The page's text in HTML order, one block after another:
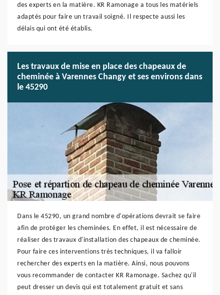
des experts en la matière. KR Ramonage a tous les matériels
adaptés pour faire un travail soigné. Il respecte aussi les
délais qui ont été établis.
Les travaux de mise en place des chapeaux de
cheminée à Varennes Changy et ses environs dans
le 45290
Dans le 45290, un grand nombre d'opérations devrait se faire
afin de protéger les cheminées. En effet, il est nécessaire de
réaliser des travaux d'installation des chapeaux de cheminée.
Pour faire ces interventions très techniques, il va falloir
rechercher des experts en la matière. Ainsi, nous pouvons
vous recommander de contacter KR Ramonage. Sachez qu'il
peut dresser un devis qui est totalement gratuit et sans